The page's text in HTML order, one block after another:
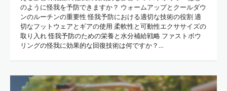
のように怪我を予防できますか？ ウォームアップとクールダウ
ンのルーチンの重要性 怪我予防における適切な技術の役割 適
切なフットウェアとギアの使用 柔軟性と可動性エクササイズの
取り入れ 怪我予防のための栄養と水分補給戦略 ファストボウ
リングの怪我に効果的な回復技術は何ですか？…